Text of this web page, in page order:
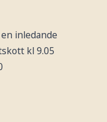
inledande
kl 9.05